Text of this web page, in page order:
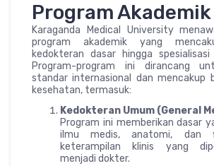
Program Akademik
Karaganda Medical University
program akademik yang
kedokteran dasar hingga
Program-program ini dirancang
standar internasional dan mencakup
kesehatan, termasuk:
Kedokteran Umum (General
Program ini memberikan dasar
ilmu medis, anatomi, dan
keterampilan klinis yang
menjadi dokter.